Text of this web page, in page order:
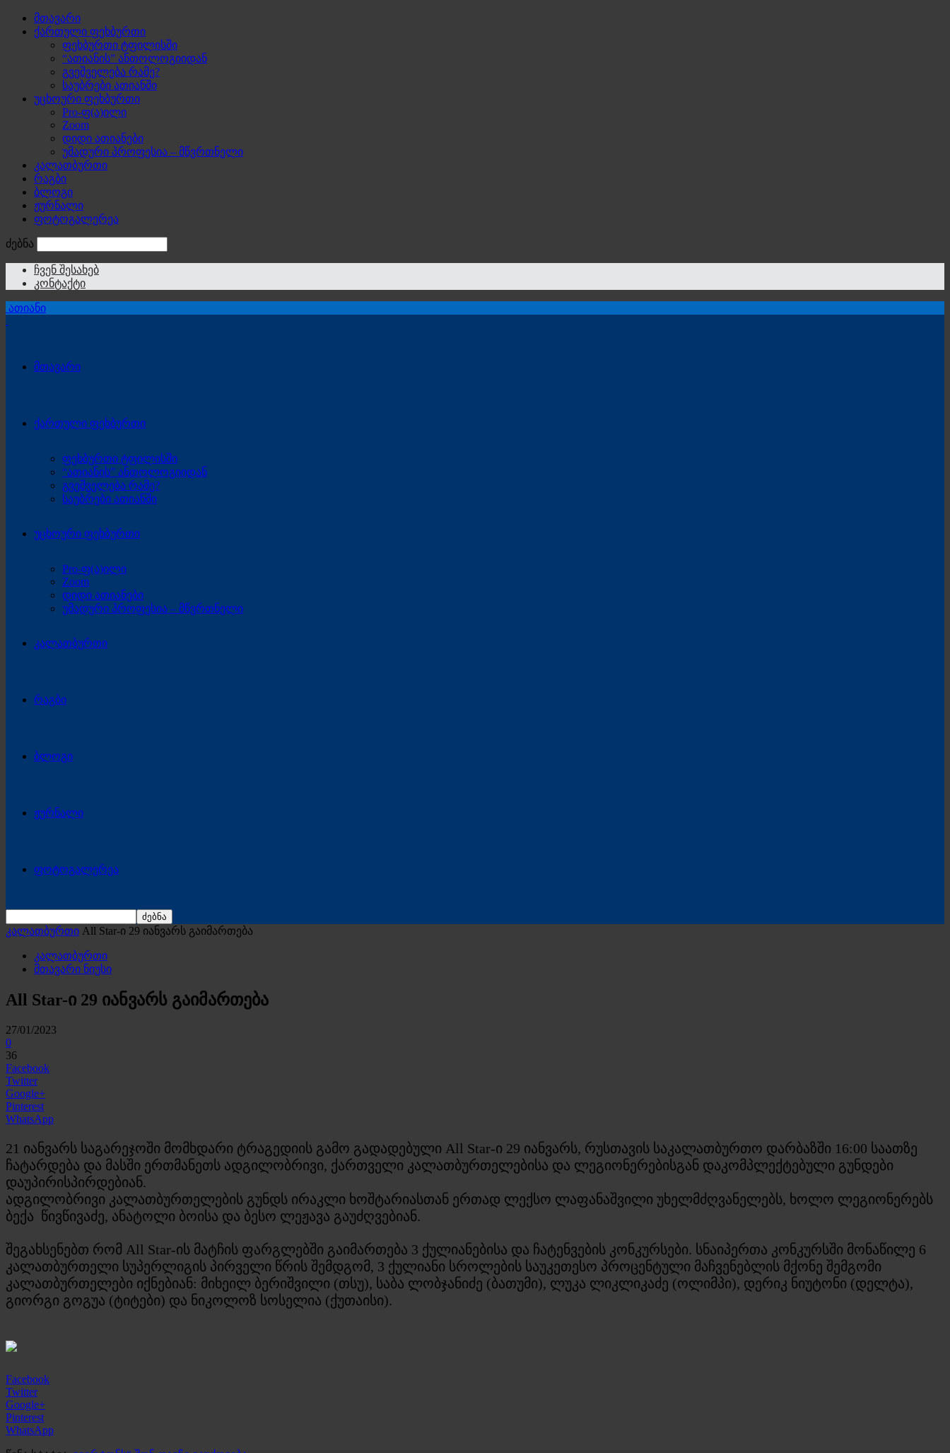
მთავარი
ქართული ფეხბურთი
ფეხბურთი ტფილისში
“ათიანის” ანთოლოგიიდან
გვეშველება რამე?
საუბრები ათიანში
უცხოური ფეხბურთი
Pro-ფ(ა)ილი
Zoom
დიდი ათიანები
უმადური პროფესია – მწვრთნელი
კალათბურთი
რაგბი
ბლოგი
ჟურნალი
ფოტოგალერეა
ძებნა
ჩვენ შესახებ
კონტაქტი
ათიანი
მთავარი
ქართული ფეხბურთი
ფეხბურთი ტფილისში
“ათიანის” ანთოლოგიიდან
გვეშველება რამე?
საუბრები ათიანში
უცხოური ფეხბურთი
Pro-ფ(ა)ილი
Zoom
დიდი ათიანები
უმადური პროფესია – მწვრთნელი
კალათბურთი
რაგბი
ბლოგი
ჟურნალი
ფოტოგალერეა
კალათბურთი All Star-ი 29 იანვარს გაიმართება
კალათბურთი
მთავარი ნიუსი
All Star-ი 29 იანვარს გაიმართება
27/01/2023
0
36
Facebook
Twitter
Google+
Pinterest
WhatsApp
21 იანვარს საგარეჯოში მომხდარი ტრაგედიის გამო გადადებული All Star-ი 29 იანვარს, რუსთავის საკალათბურთო დარბაზში 16:00 საათზე
ჩატარდება და მასში ერთმანეთს ადგილობრივი, ქართველი კალათბურთელებისა და ლეგიონერებისგან დაკომპლექტებული გუნდები
დაუპირისპირდებიან.
ადგილობრივი კალათბურთელების გუნდს ირაკლი ხოშტარიასთან ერთად ლექსო ლაფანაშვილი უხელმძღვანელებს, ხოლო ლეგიონერებს
ბექა წივწივაძე, ანატოლი ბოისა და ბესო ლეჟავა გაუძღვებიან.
შეგახსენებთ რომ All Star-ის მატჩის ფარგლებში გაიმართება 3 ქულიანებისა და ჩატენვების კონკურსები. სნაიპერთა კონკურსში მონაწილე 6
კალათბურთელი სუპერლიგის პირველი წრის შემდგომ, 3 ქულიანი სროლების საუკეთესო პროცენტული მაჩვენებლის მქონე შემგომი
კალათბურთელები იქნებიან: მიხეილ ბერიშვილი (თსუ), საბა ლობჯანიძე (ბათუმი), ლუკა ლიკლიკაძე (ოლიმპი), დერიკ ნიუტონი (დელტა),
გიორგი გოგუა (ტიტები) და ნიკოლოზ სოსელია (ქუთაისი).
Facebook
Twitter
Google+
Pinterest
WhatsApp